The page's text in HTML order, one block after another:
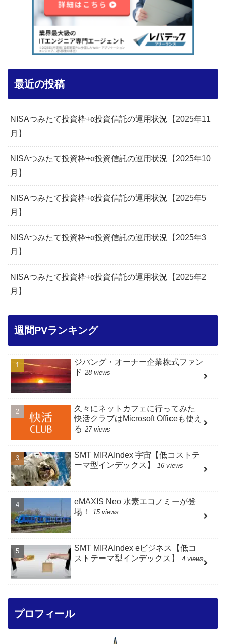
最近の投稿
NISAつみたて投資枠+α投資信託の運用状況【2025年11
月】
NISAつみたて投資枠+α投資信託の運用状況【2025年10
月】
NISAつみたて投資枠+α投資信託の運用状況【2025年5
月】
NISAつみたて投資枠+α投資信託の運用状況【2025年3
月】
NISAつみたて投資枠+α投資信託の運用状況【2025年2
月】
週間PVランキング
ジパング・オーナー企業株式ファン
ド 28 views
久々にネットカフェに行ってみた
快活クラブはMicrosoft Officeも使え
る 27 views
SMT MIRAIndex 宇宙【低コストテ
ーマ型インデックス】
16 views
eMAXIS Neo 水素エコノミーが登
場！
15 views
SMT MIRAIndex eビジネス【低コ
ストテーマ型インデックス】
4 views
プロフィール